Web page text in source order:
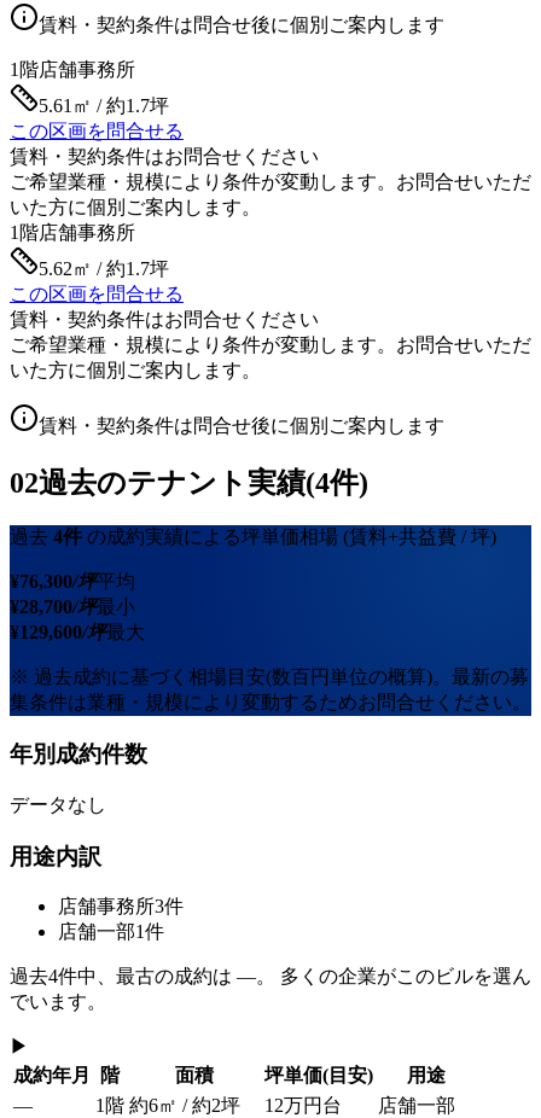
賃料・契約条件は問合せ後に個別ご案内します
1階店舗事務所
5.61㎡ / 約1.7坪
この区画を問合せる
賃料・契約条件はお問合せください
ご希望業種・規模により条件が変動します。お問合せいただ
いた方に個別ご案内します。
1階店舗事務所
5.62㎡ / 約1.7坪
この区画を問合せる
賃料・契約条件はお問合せください
ご希望業種・規模により条件が変動します。お問合せいただ
いた方に個別ご案内します。
賃料・契約条件は問合せ後に個別ご案内します
02過去のテナント実績(4件)
過去 4件 の成約実績による坪単価相場 (賃料+共益費 / 坪)
¥76,300/坪平均
¥28,700/坪最小
¥129,600/坪最大
※ 過去成約に基づく相場目安(数百円単位の概算)。最新の募
集条件は業種・規模により変動するためお問合せください。
年別成約件数
データなし
用途内訳
店舗事務所3件
店舗一部1件
過去4件中、最古の成約は —。 多くの企業がこのビルを選ん
でいます。
▶
成約年月
階 面積 坪単価(目安)
用途
—
1階 約6㎡ / 約2坪 12万円台
店舗一部